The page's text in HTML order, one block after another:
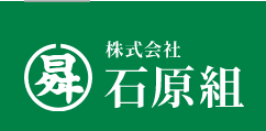
c
k
T